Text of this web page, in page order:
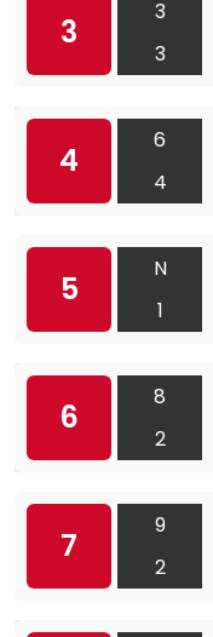
3
3
3
4
6
4
5
N
1
6
8
2
7
9
2